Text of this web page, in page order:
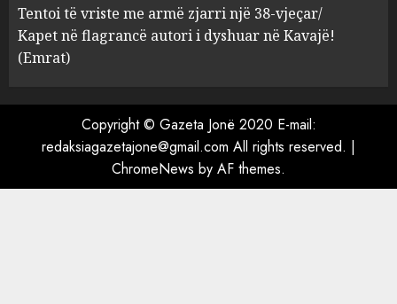
AUGUST 8, 2026
Tentoi të vriste me armë zjarri një 38-vjeçar/
Kapet në flagrancë autori i dyshuar në Kavajë!
(Emrat)
Copyright © Gazeta Jonë 2020 E-mail:
redaksiagazetajone@gmail.com All rights reserved. |
ChromeNews by AF themes.